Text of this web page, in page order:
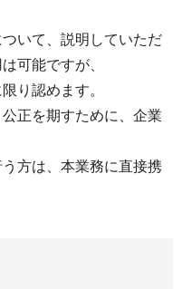
て、説明していただ
可能ですが、
認めます。
を期すために、企業
は、本業務に直接携